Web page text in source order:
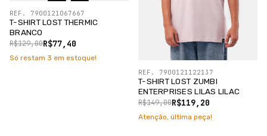
T-SHIRT LOST THERMIC
BRANCO
R$77,40
R$129,00
REF. 7900121067667
Só restam 3 em estoque!
T-SHIRT LOST ZUMBI
ENTERPRISES LILAS LILAC
R$119,20
R$149,00
REF. 7900121122137
Atenção, última peça!